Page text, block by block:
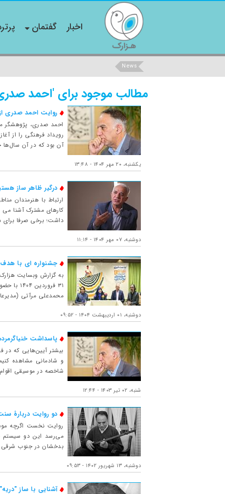
اخبار گفتمان
News
مطالب موجود برای 'احمد
روایت احمد صدری
احمد صدری، پژوهشگر
آن بود که در آن سال‌ها
یکشنبه، ۲۰ مهر ۱۴۰۴ - ۱۳:۴۸
درگیر ظاهر ساز
ارتباط با هنرمندان
کارهای مشترک آشنا
داشت؛ برخی صرفا
دوشنبه، ۰۷ مهر ۱۴۰۴ - ۱۱:۱۴
جشنواره ای با
به گزارش وبسایت
۳۱
محمدعلی مرآتی
دوشنبه، ۰۱ اردیبهشت ۱۴۰۴ - ۰۹:۵۲
پاسداشت
بیشتر آیین‌هایی که در
و شادمانی‌ مشاهده
شاخصه در موسیقی
شنبه، ۰۲ تیر ۱۴۰۳ - ۱۲:۴۴
دو روایت دربارۀ
روایت نخست اگرچه
می‌رسد این دو سیستم
بدخشان در جنوب شرقی
دوشنبه، ۱۳ شهریور ۱۴۰۲ - ۰۹:۵۳
آشنایی با ساز